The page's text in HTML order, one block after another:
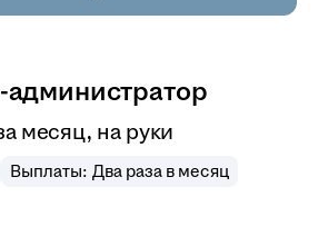
месяц, на руки
Выплаты: Два раза в месяц